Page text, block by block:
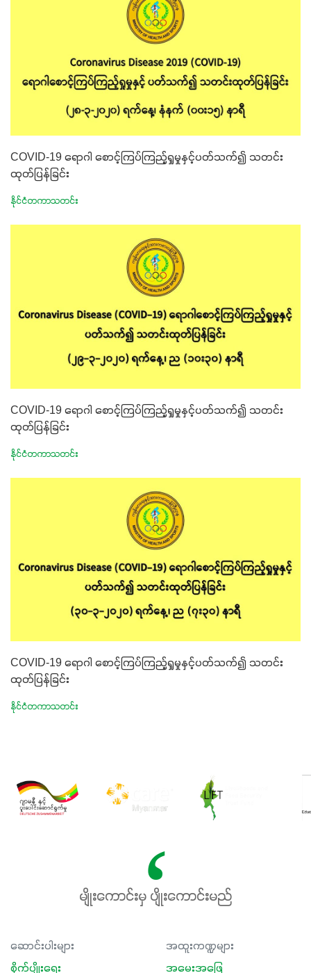
COVID-19 ရောဂါ စောင့်ကြပ်ကြည့်ရှုမှုနှင့်ပတ်သက်၍ သတင်း
ထုတ်ပြန်ခြင်း
နိုင်ငံတကာသတင်း
COVID-19 ရောဂါ စောင့်ကြပ်ကြည့်ရှုမှုနှင့်ပတ်သက်၍ သတင်း
ထုတ်ပြန်ခြင်း
နိုင်ငံတကာသတင်း
COVID-19 ရောဂါ စောင့်ကြပ်ကြည့်ရှုမှုနှင့်ပတ်သက်၍ သတင်း
ထုတ်ပြန်ခြင်း
နိုင်ငံတကာသတင်း
မျိုးကောင်းမှ ပျိုးကောင်းမည်
ဆောင်းပါးများ
စိုက်ပျိုးရေး
အထူးကဏ္ဍများ
အမေးအဖြေ